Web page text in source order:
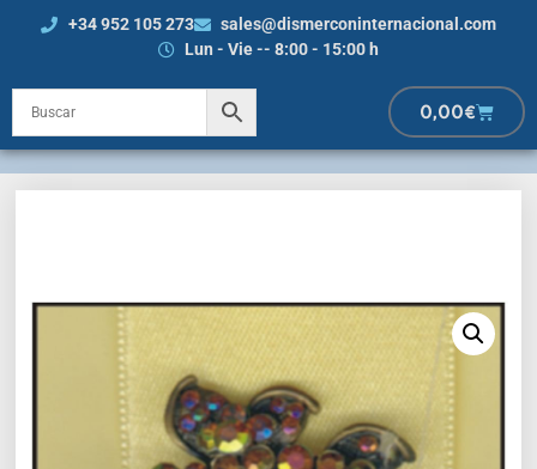
+34 952 105 273
sales@dismerconinternacional.com
Lun - Vie -- 8:00 - 15:00 h
0,00€